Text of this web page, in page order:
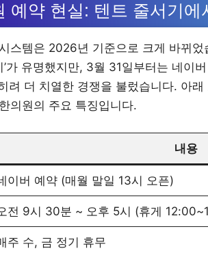
예약 현실: 텐트 줄서기에
스템은 2026년 기준으로 크게 바뀌
’가 유명했지만, 3월 31일부터는 네이
려 더 치열한 경쟁을 불렀습니다. 아
의원의 주요 특징입니다.
내용
이버 예약 (매월 말일 13시 오픈)
전 9시 30분 ~ 오후 5시 (휴게
주 수, 금 정기 휴무